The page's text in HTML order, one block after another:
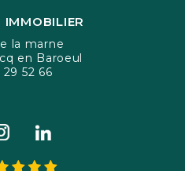
IMMOBILIER
la marne
en Baroeul
52 66